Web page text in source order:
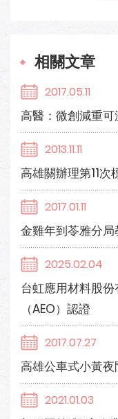
相關文章
2017.05.11
高醫：微創減重
2013.11.11
高雄關辦理第11次
2017.01.11
金雞年到苓雅分
2025.02.04
台虹應用材料股
（AEO）認證
2017.07.27
高雄公車式小黃
2021.01.03